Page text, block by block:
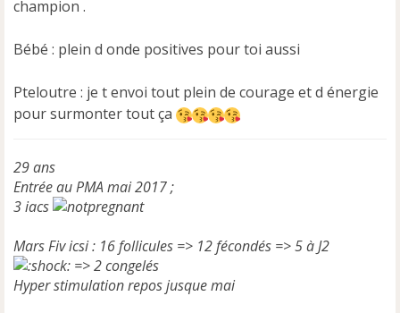
o
l
u
champion .
Bébé : plein d onde positives pour toi aussi
Pteloutre : je t envoi tout plein de courage et d énergie
pour surmonter tout ça
29 ans
Entrée au PMA mai 2017 ;
3 iacs
Mars Fiv icsi : 16 follicules => 12 fécondés => 5 à J2
=> 2 congelés
Hyper stimulation repos jusque mai